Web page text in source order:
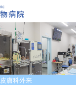
皮膚科外来